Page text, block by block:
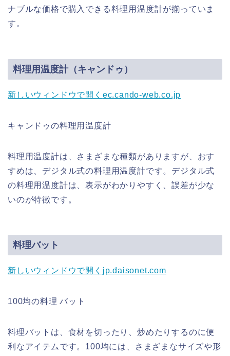
ナブルな価格で購入できる料理用温度計が揃っていま
す。
料理用温度計（キャンドゥ）
新しいウィンドウで開く ec.cando-web.co.jp
キャンドゥの料理用温度計
料理用温度計は、さまざまな種類がありますが、おす
すめは、デジタル式の料理用温度計です。デジタル式
の料理用温度計は、表示がわかりやすく、誤差が少な
いのが特徴です。
料理バット
新しいウィンドウで開く jp.daisonet.com
100均の料理 バット
料理バットは、食材を切ったり、炒めたりするのに便
利なアイテムです。100均には、さまざまなサイズや形